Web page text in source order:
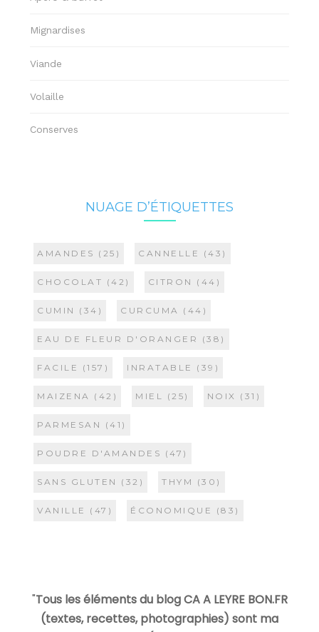
Mignardises
Viande
Volaille
Conserves
NUAGE D’ÉTIQUETTES
AMANDES (25) CANNELLE (43)
CHOCOLAT (42) CITRON (44)
CUMIN (34) CURCUMA (44)
EAU DE FLEUR D'ORANGER (38)
FACILE (157) INRATABLE (39)
MAIZENA (42) MIEL (25) NOIX (31)
PARMESAN (41)
POUDRE D'AMANDES (47)
SANS GLUTEN (32) THYM (30)
VANILLE (47) ÉCONOMIQUE (83)
"Tous les éléments du blog CA A LEYRE BON.FR
(textes, recettes, photographies) sont ma